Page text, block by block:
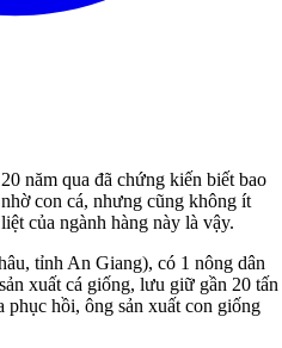
năm qua đã chứng kiến biết bao
con cá, nhưng cũng không ít
của ngành hàng này là vậy.
tỉnh An Giang), có 1 nông dân
xuất cá giống, lưu giữ gần 20 tấn
phục hồi, ông sản xuất con giống